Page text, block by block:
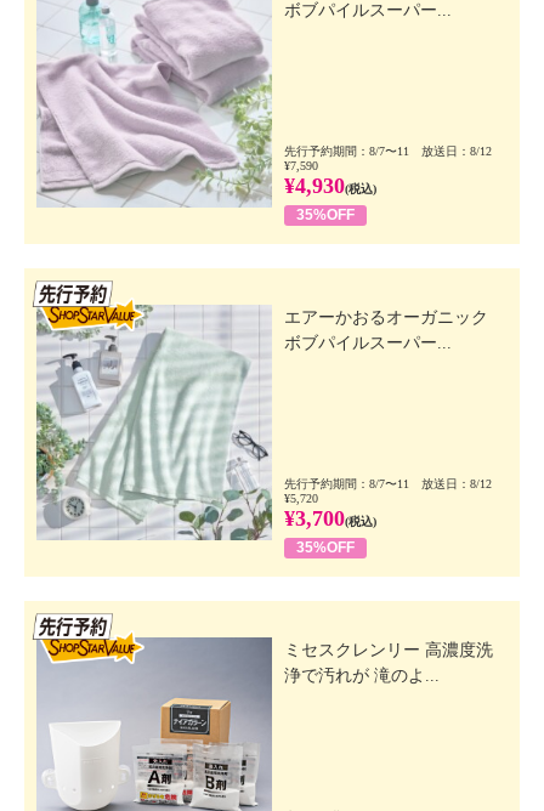
ボブパイルスーパー...
先行予約期間：8/7〜11 放送日：8/12
¥7,590
¥4,930(税込)
35%OFF
エアーかおるオーガニック
ボブパイルスーパー...
先行予約期間：8/7〜11 放送日：8/12
¥5,720
¥3,700(税込)
35%OFF
ミセスクレンリー 高濃度洗
浄で汚れが 滝のよ...